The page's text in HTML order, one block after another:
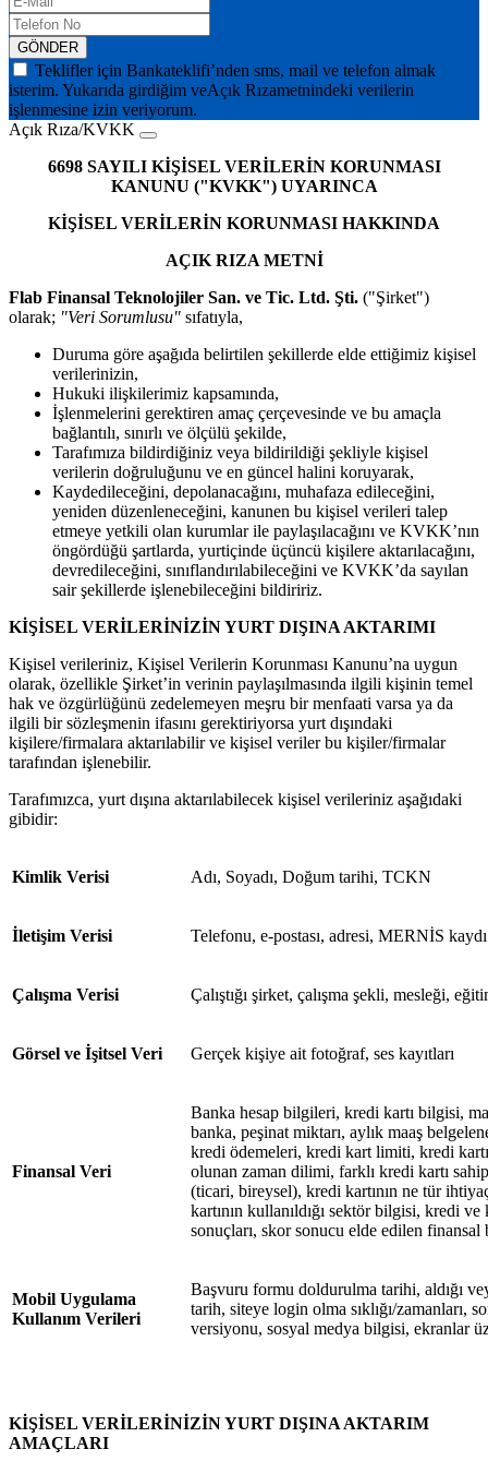
GÖNDER
Teklifler için Bankateklifi’nden sms, mail ve telefon almak
isterim. Yukarıda girdiğim veAçık Rızametnindeki verilerin
işlenmesine izin veriyorum.
Açık Rıza/KVKK
6698 SAYILI KİŞİSEL VERİLERİN KORUNMASI
KANUNU ("KVKK") UYARINCA
KİŞİSEL VERİLERİN KORUNMASI HAKKINDA
AÇIK RIZA METNİ
Flab Finansal Teknolojiler San. ve Tic. Ltd. Şti. ("Şirket")
olarak; "Veri Sorumlusu" sıfatıyla,
Duruma göre aşağıda belirtilen şekillerde elde ettiğimiz kişisel
verilerinizin,
Hukuki ilişkilerimiz kapsamında,
İşlenmelerini gerektiren amaç çerçevesinde ve bu amaçla
bağlantılı, sınırlı ve ölçülü şekilde,
Tarafımıza bildirdiğiniz veya bildirildiği şekliyle kişisel
verilerin doğruluğunu ve en güncel halini koruyarak,
Kaydedileceğini, depolanacağını, muhafaza edileceğini,
yeniden düzenleneceğini, kanunen bu kişisel verileri talep
etmeye yetkili olan kurumlar ile paylaşılacağını ve KVKK’nın
öngördüğü şartlarda, yurtiçinde üçüncü kişilere aktarılacağını,
devredileceğini, sınıflandırılabileceğini ve KVKK’da sayılan
sair şekillerde işlenebileceğini bildiririz.
KİŞİSEL VERİLERİNİZİN YURT DIŞINA AKTARIMI
Kişisel verileriniz, Kişisel Verilerin Korunması Kanunu’na uygun
olarak, özellikle Şirket’in verinin paylaşılmasında ilgili kişinin temel
hak ve özgürlüğünü zedelemeyen meşru bir menfaati varsa ya da
ilgili bir sözleşmenin ifasını gerektiriyorsa yurt dışındaki
kişilere/firmalara aktarılabilir ve kişisel veriler bu kişiler/firmalar
tarafından işlenebilir.
Tarafımızca, yurt dışına aktarılabilecek kişisel verileriniz aşağıdaki
gibidir:
Kimlik Verisi Adı, Soyadı, Doğum tarihi, TCKN
İletişim Verisi Telefonu, e-postası, adresi, MERNİS kaydı
Çalışma Verisi Çalıştığı şirket, çalışma şekli, mesleği,
Görsel ve İşitsel Veri Gerçek kişiye ait fotoğraf, ses kayıtları
Finansal Veri
Banka hesap bilgileri, kredi kartı bilgisi,
banka, peşinat miktarı, aylık maaş
kredi ödemeleri, kredi kart limiti, kredi
olunan zaman dilimi, farklı kredi kartı
(ticari, bireysel), kredi kartının ne tür
kartının kullanıldığı sektör bilgisi, kredi
sonuçları, skor sonucu elde edilen finansal
Mobil Uygulama
Kullanım Verileri
Başvuru formu doldurulma tarihi, aldığı
tarih, siteye login olma sıklığı/zamanları,
versiyonu, sosyal medya bilgisi, ekranlar
KİŞİSEL VERİLERİNİZİN YURT DIŞINA AKTARIM
AMAÇLARI